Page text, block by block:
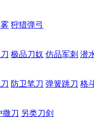
狩猎弹弓
极品刀奴 仿品军刺 潜
防卫笔刀 弹簧跳刀 格
撒刀 另类刀剑